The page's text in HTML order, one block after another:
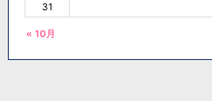
« 10月
31